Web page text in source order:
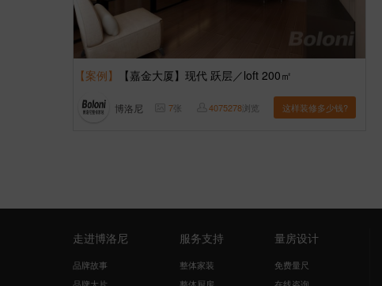
【案例】 【嘉金大厦】现代 跃层／loft 200㎡
博洛尼 7张 4075278浏览 这样装修多少钱?
走进博洛尼
品牌故事
服务支持
整体家装
量房设计
免费量尺